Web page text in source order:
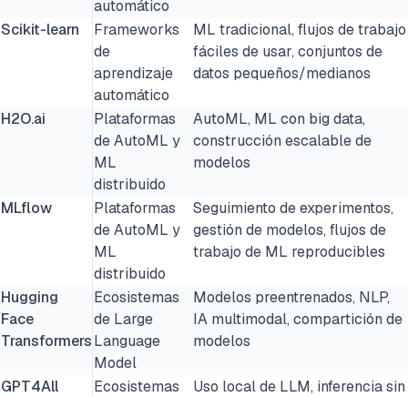
automático
Scikit-learn
Frameworks
de
aprendizaje
automático
ML tradicional, flujos de trabajo
fáciles de usar, conjuntos de
datos pequeños/medianos
H2O.ai
Plataformas
de AutoML y
ML
distribuido
AutoML, ML con big data,
construcción escalable de
modelos
MLflow
Plataformas
de AutoML y
ML
distribuido
Seguimiento de experimentos,
gestión de modelos, flujos de
trabajo de ML reproducibles
Hugging
Face
Transformers
Ecosistemas
de Large
Language
Model
Modelos preentrenados, NLP,
IA multimodal, compartición de
modelos
GPT4All
Ecosistemas
Uso local de LLM, inferencia sin